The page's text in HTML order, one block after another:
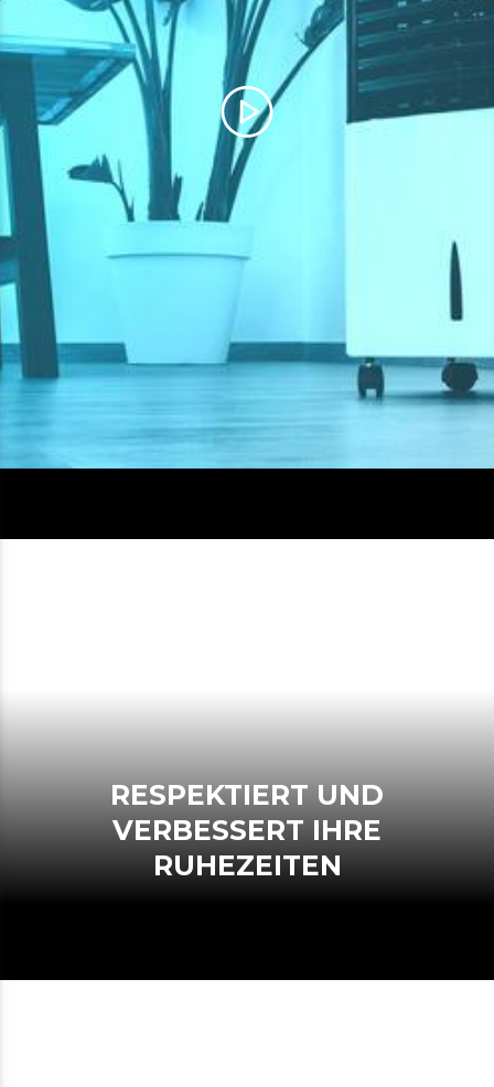
RESPEKTIERT UND
VERBESSERT IHRE
RUHEZEITEN